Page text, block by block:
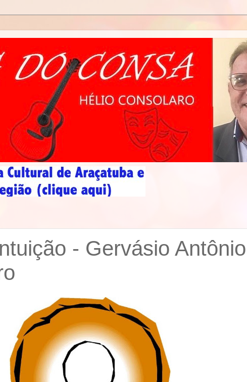
- Gervásio Antônio